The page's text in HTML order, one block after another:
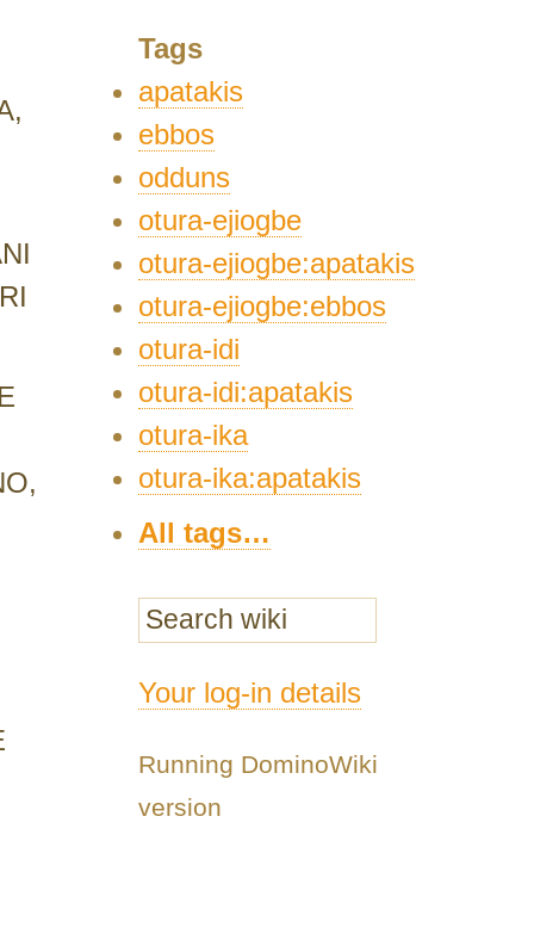
Tags
apatakis
ebbos
odduns
otura-ejiogbe
otura-ejiogbe:apatakis
otura-ejiogbe:ebbos
otura-idi
otura-idi:apatakis
otura-ika
otura-ika:apatakis
All tags…
Your log-in details
Running DominoWiki
version